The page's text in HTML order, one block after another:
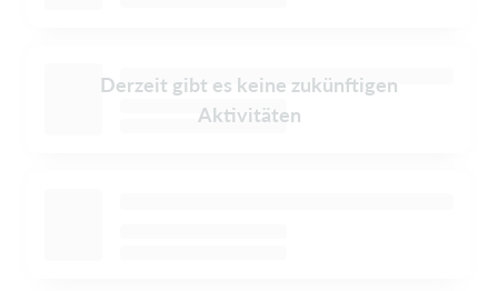
Derzeit gibt es keine zukünftigen
Aktivitäten